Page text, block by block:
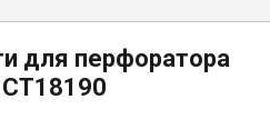
для перфоратора
CT18190